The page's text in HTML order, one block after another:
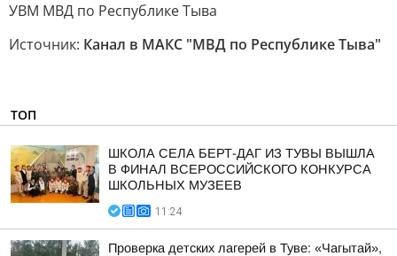
УВМ МВД по Республике Тыва
Источник: Канал в МАКС "МВД по Республике Тыва"
ТОП
ШКОЛА СЕЛА БЕРТ-ДАГ ИЗ ТУВЫ ВЫШЛА
В ФИНАЛ ВСЕРОССИЙСКОГО КОНКУРСА
ШКОЛЬНЫХ МУЗЕЕВ
11:24
Проверка детских лагерей в Туве: «Чагытай»,